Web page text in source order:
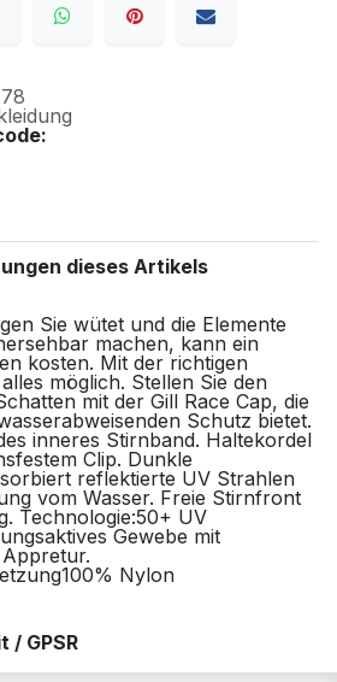
dieses Artikels
Sie wütet und die Elemente
machen, kann ein
kosten. Mit der richtigen
möglich. Stellen Sie den
mit der Gill Race Cap, die
Schutz bietet.
inneres Stirnband. Haltekordel
Clip. Dunkle
reflektierte UV Strahlen
vom Wasser. Freie Stirnfront
Technologie:50+ UV
Gewebe mit
Nylon
/ GPSR